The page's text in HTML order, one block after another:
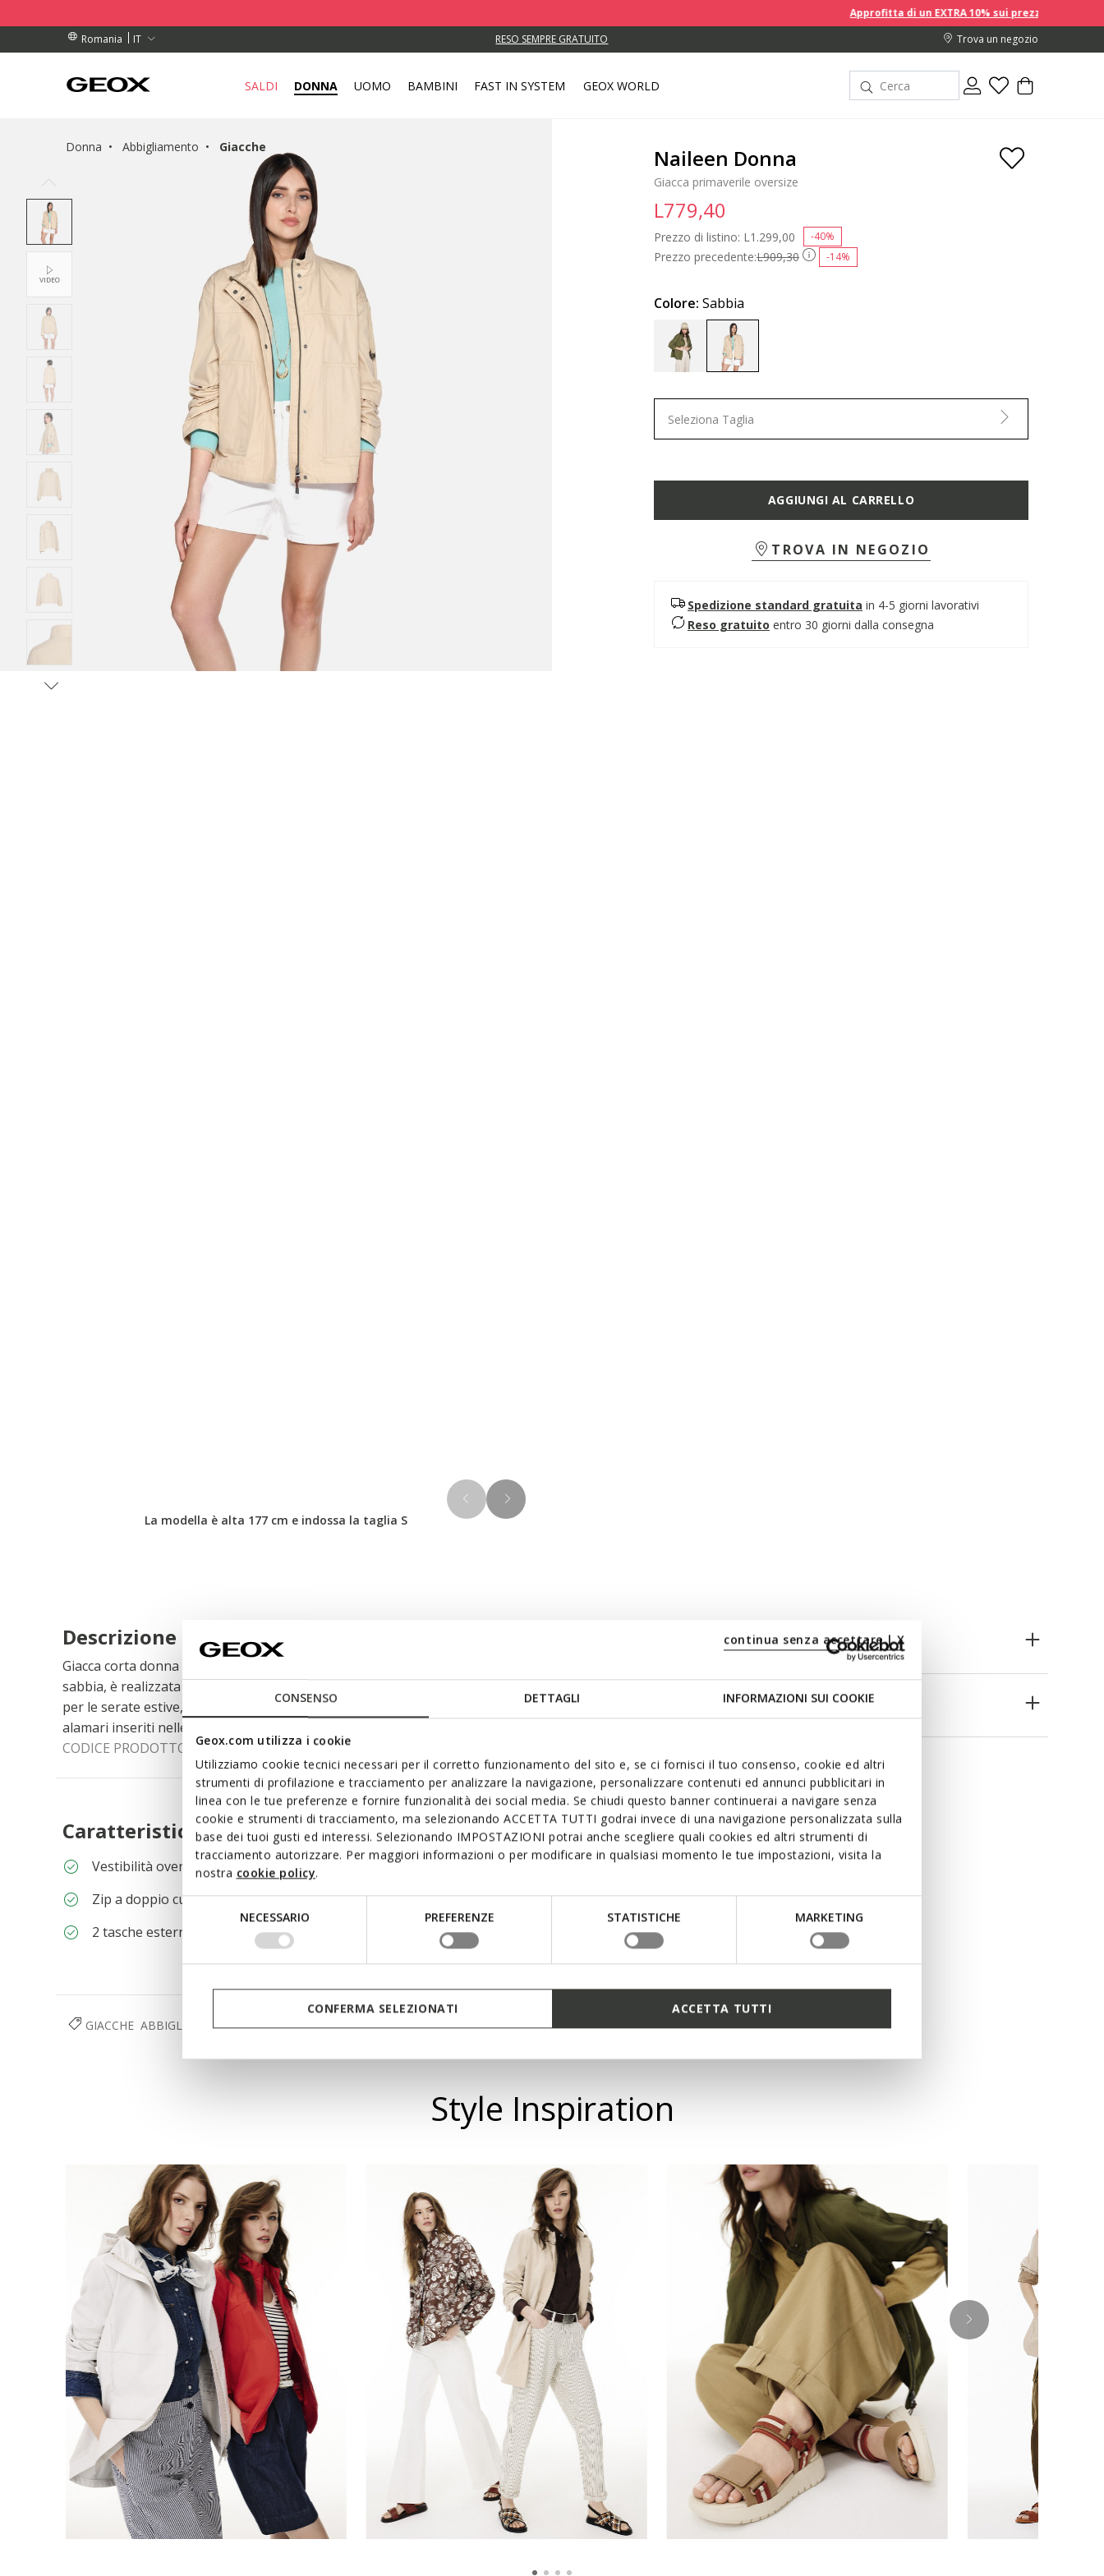
CONSENSO DETTAGLI INFORMAZIONI SUI COOKIE
Geox.com utilizza i cookie
Utilizziamo cookie tecnici necessari per il corretto funzionamento del sito e, se ci fornisci il tuo consenso, cookie ed altri
strumenti di profilazione e tracciamento per analizzare la navigazione, personalizzare contenuti ed annunci pubblicitari in
linea con le tue preferenze e fornire funzionalità dei social media. Se chiudi questo banner continuerai a navigare senza
cookie e strumenti di tracciamento, ma selezionando ACCETTA TUTTI godrai invece di una navigazione personalizzata sulla
base dei tuoi gusti ed interessi. Selezionando IMPOSTAZIONI potrai anche scegliere quali cookies ed altri strumenti di
tracciamento autorizzare. Per maggiori informazioni o per modificare in qualsiasi momento le tue impostazioni, visita la
nostra cookie policy.
Selezione
NECESSARIO PREFERENZE STATISTICHE MARKETING
continua senza accettare | X
CONFERMA SELEZIONATI ACCETTA TUTTI
Approfitta di un EXTRA 10% sui prezzi scontati acquistando 2 o
Romania
IT
SUPERIORI A L 450 RESO SEMPRE GRATUITO
SPEDIZIONE STANDARD GRATUITA PER ORDINI SUPERIORI A L 450 Trova un negozio
SALDI DONNA UOMO BAMBINI FAST IN SYSTEM GEOX WORLD
Donna Abbigliamento Giacche
La modella è alta 177 cm e indossa la taglia S
Naileen Donna
Giacca primaverile oversize
Prezzo precedente:L909,30 -14%
Prezzo di listino: Price reduced from
L1.299,00 -40%
L779,40
Colore: Sabbia
Seleziona Taglia
AGGIUNGI AL CARRELLO
TROVA IN NEGOZIO
Spedizione standard gratuita in 4-5 giorni lavorativi
Reso gratuito entro 30 giorni dalla consegna
Descrizione
Giacca corta donna dal fit oversize, femminile e moderna. Qui declinata in color
sabbia, è realizzata in tessuto morbido e superleggero di misto cotone. Ideale
per le serate estive, Naileen si trasforma anche in una cappa, regolando gli
alamari inseriti nelle maniche.
CODICE PRODOTTO:
W6520KT3337F5262
Caratteristiche
Vestibilità oversize: fit ampio e rilassato, ideale per look a strati
Zip a doppio cursore e bottoni automatici
2 tasche esterne; 1 tasca interna
Tecnologie
GIACCHE ABBIGLIAMENTO DONNA
Style Inspiration